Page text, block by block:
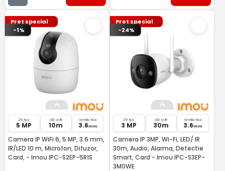
Pret special
-1%
25 fps
5 MP
LED si IR
10m
lentila fixa
3.6mm
Camera IP WiFi 6, 5 MP, 3.6 mm,
IR/LED 10 m, Microfon, Difuzor,
Card, - Imou IPC-S2EP-5R1S
Pret special
-24%
25 fps
3 MP
LED si IR
30m
lentila fixa
3.6mm
Camera IP 3MP, Wi-Fi, LED/ IR
30m, Audio, Alarma, Detectie
Smart, Card - Imou IPC-S3EP-
3M0WE